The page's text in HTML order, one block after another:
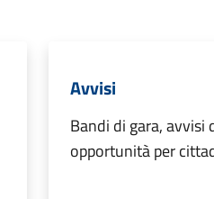
Avvisi
Bandi di gara,
opportunità per